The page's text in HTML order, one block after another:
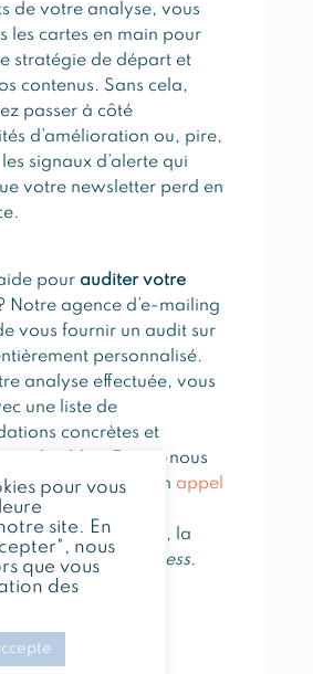
de votre analyse, vous
les cartes en main pour
stratégie de départ et
contenus. Sans cela,
passer à côté
d’amélioration ou, pire,
signaux d’alerte qui
votre newsletter perd en
pour auditer votre
Notre agence d’e-mailing
vous fournir un audit sur
personnalisé.
analyse effectuée, vous
une liste de
concrètes et
applicables. Faites-nous
demande lors d’un appel
et sans
avec Alexandrina, la
The Wonder Success.
pour vous
site. En
nous
que vous
des